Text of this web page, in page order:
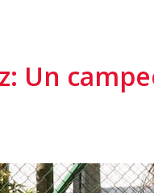
Un